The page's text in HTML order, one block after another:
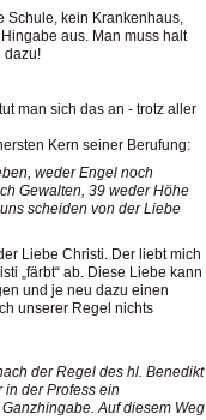
Schule, kein Krankenhaus,
aus. Man muss halt
dazu!
man sich das an - trotz aller
Kern seiner Berufung:
weder Engel noch
Gewalten, 39 weder Höhe
scheiden von der Liebe
Liebe Christi. Der liebt mich
„färbt“ ab. Diese Liebe kann
und je neu dazu einen
unserer Regel nichts
der Regel des hl. Benedikt
der Profess ein
Auf diesem Weg